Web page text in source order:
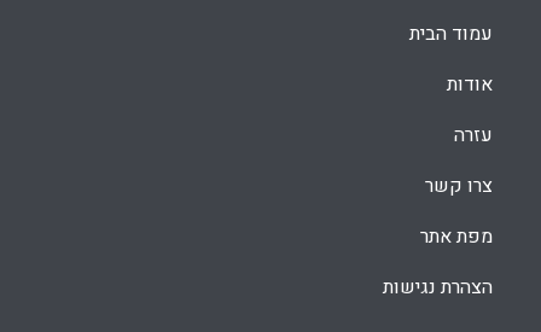
עמוד הבית
אודות
עזרה
צרו קשר
מפת אתר
הצהרת נגישות